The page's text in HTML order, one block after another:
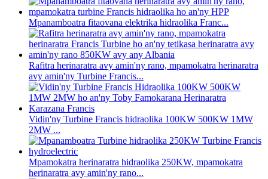
Mpanamboatra fitaovana elektrika hidraolika Franc...
Rafitra herinaratra avy amin'ny rano, mpamokatra herinaratra
avy amin'ny Turbine Francis...
Vidin'ny Turbine Francis hidraolika 100KW 500KW 1MW
2MW ...
Mpamokatra herinaratra hidraolika 250KW, mpamokatra
herinaratra avy amin'ny rano...